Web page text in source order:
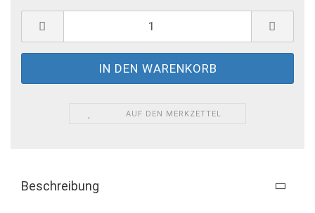
AUF DEN MERKZETTEL
Beschreibung